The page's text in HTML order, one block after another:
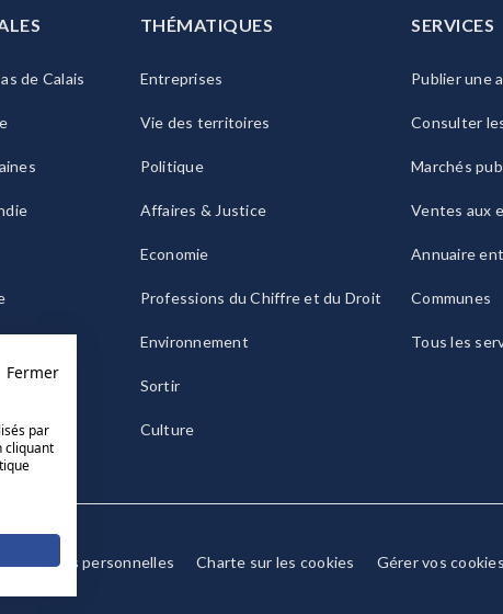
de Calais
THÉMATIQUES
Entreprises
Vie des territoires
Politique
Affaires & Justice
Economie
Professions du Chiffre et du Droit
Environnement
Sortir
Culture
SERVICES
Publier une
Consulter
Marchés
Ventes aux
Annuaire
Communes
Tous les
Données personnelles Charte sur les cookies Gérer vos cookies
Fermer
par
cliquant